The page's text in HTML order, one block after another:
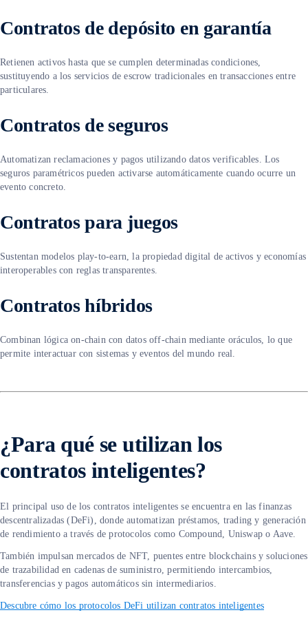
Contratos de depósito en garantía
Retienen activos hasta que se cumplen determinadas condiciones,
sustituyendo a los servicios de escrow tradicionales en transacciones entre
particulares.
Contratos de seguros
Automatizan reclamaciones y pagos utilizando datos verificables. Los
seguros paramétricos pueden activarse automáticamente cuando ocurre un
evento concreto.
Contratos para juegos
Sustentan modelos play-to-earn, la propiedad digital de activos y economías
interoperables con reglas transparentes.
Contratos híbridos
Combinan lógica on-chain con datos off-chain mediante oráculos, lo que
permite interactuar con sistemas y eventos del mundo real.
¿Para qué se utilizan los
contratos inteligentes?
El principal uso de los contratos inteligentes se encuentra en las finanzas
descentralizadas (DeFi), donde automatizan préstamos, trading y generación
de rendimiento a través de protocolos como Compound, Uniswap o Aave.
También impulsan mercados de NFT, puentes entre blockchains y soluciones
de trazabilidad en cadenas de suministro, permitiendo intercambios,
transferencias y pagos automáticos sin intermediarios.
Descubre cómo los protocolos DeFi utilizan contratos inteligentes